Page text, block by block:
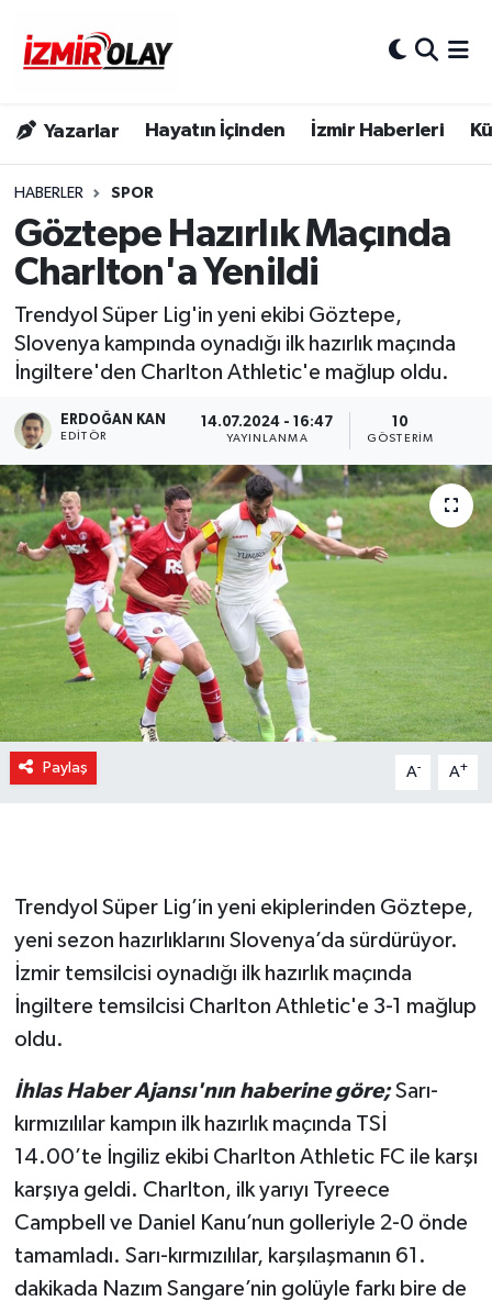
Yazarlar Hayatın İçinden İzmir Haberleri
HABERLER SPOR
Göztepe Hazırlık Maçında
Charlton'a Yenildi
Trendyol Süper Lig'in yeni ekibi Göztepe,
Slovenya kampında oynadığı ilk hazırlık maçında
İngiltere'den Charlton Athletic'e mağlup oldu.
ERDOĞAN KAN
EDITÖR
14.07.2024 - 16:47
YAYINLANMA
10
GÖSTERIM
Paylaş A- A+
Trendyol Süper Lig’in yeni ekiplerinden Göztepe,
yeni sezon hazırlıklarını Slovenya’da sürdürüyor.
İzmir temsilcisi oynadığı ilk hazırlık maçında
İngiltere temsilcisi Charlton Athletic'e 3-1 mağlup
oldu.
İhlas Haber Ajansı'nın haberine göre;Sarı-
kırmızılılar kampın ilk hazırlık maçında TSİ
14.00’te İngiliz ekibi Charlton Athletic FC ile karşı
karşıya geldi. Charlton, ilk yarıyı Tyreece
Campbell ve Daniel Kanu’nun golleriyle 2-0 önde
tamamladı. Sarı-kırmızılılar, karşılaşmanın 61.
dakikada Nazım Sangare’nin golüyle farkı bire de
Konak Trafik Yoğunluk Haritası
Süper Lig Puan Durumu ve Fikstür
Tüm Manşetler
Son Dakika Haberleri
Haber Arşivi